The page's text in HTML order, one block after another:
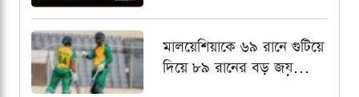
দায়িত্বে আলিন
মালয়েশিয়াকে ৬৯ রানে গুটিয়ে
দিয়ে ৮৯ রানের বড় জয়